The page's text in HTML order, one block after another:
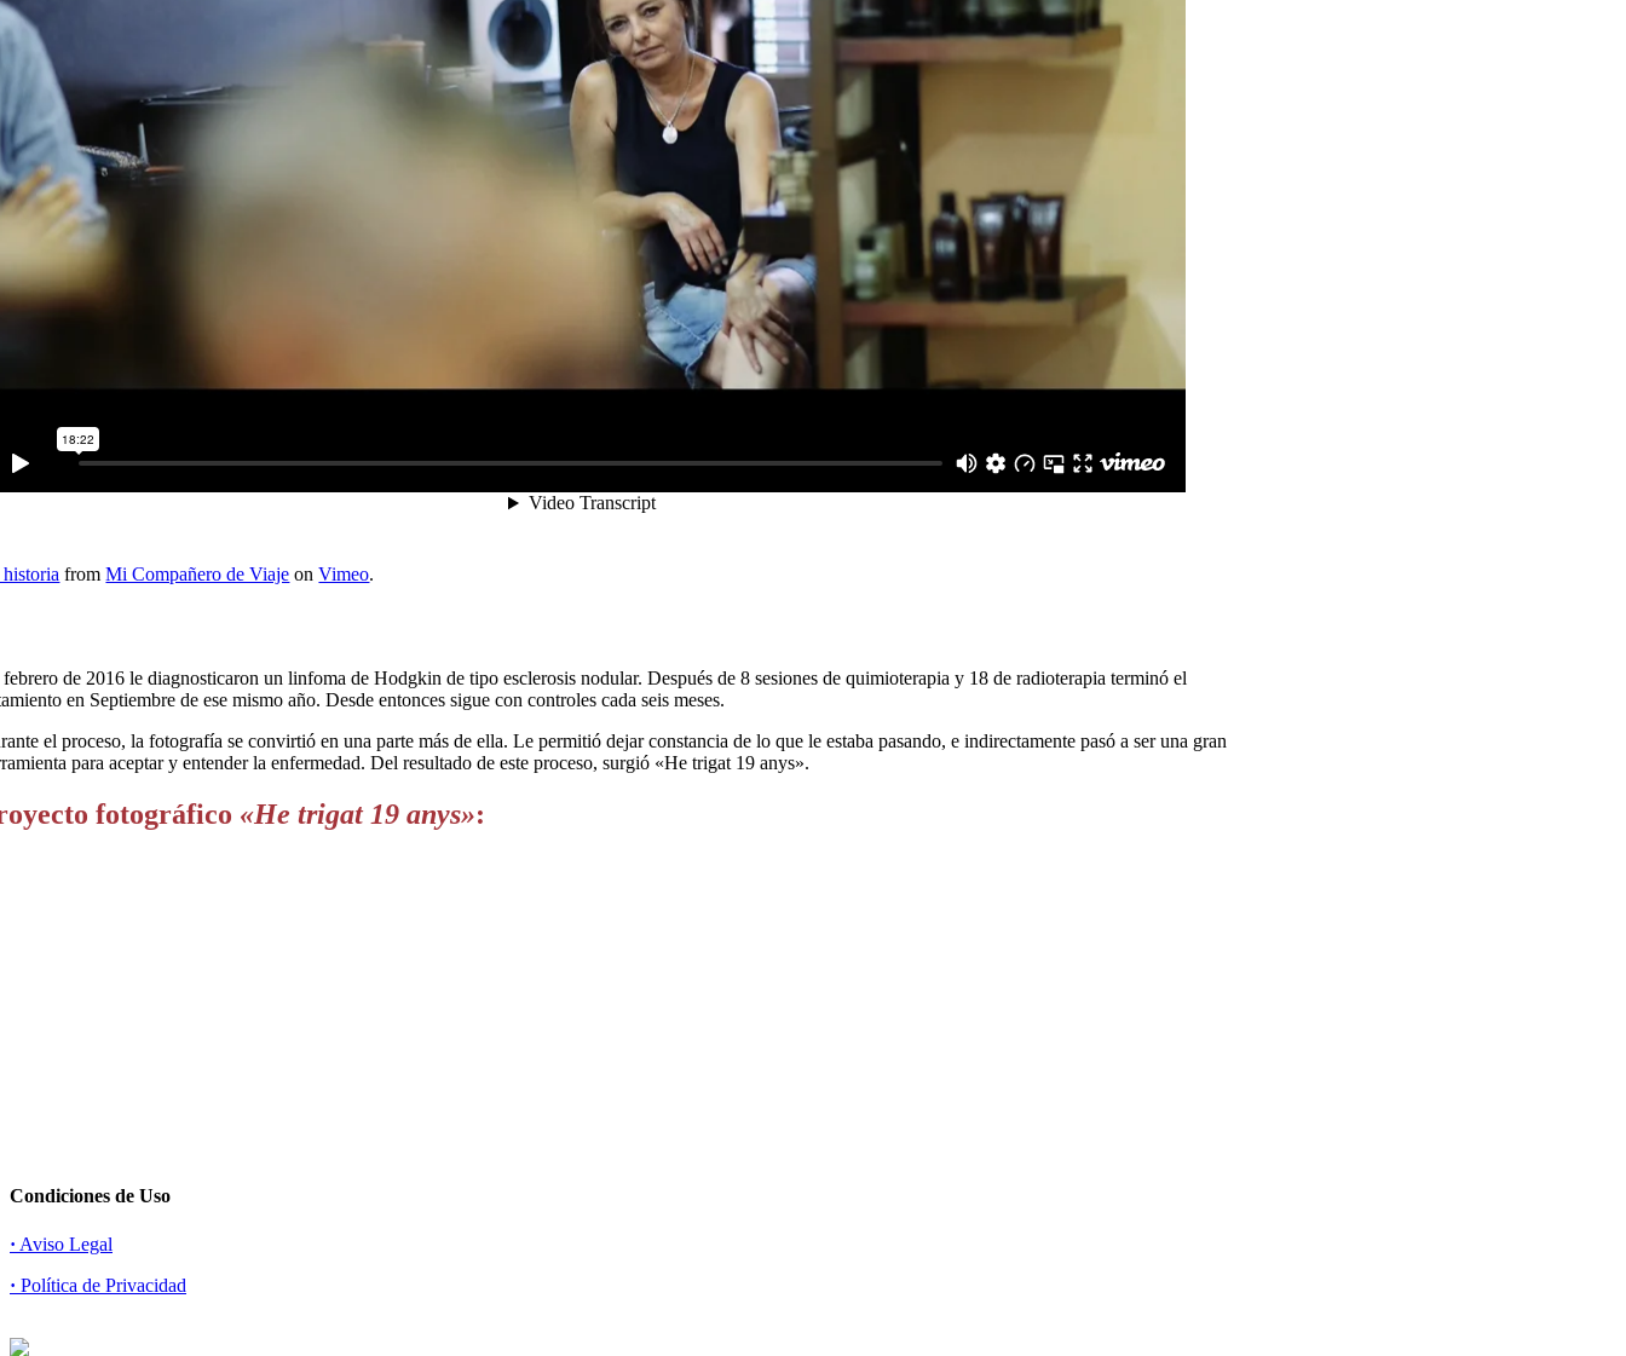
fromMi Compañero de Viaje onVimeo.
de 2016 le diagnosticaron un linfoma de Hodgkin de tipo esclerosis nodular. Después de 8 sesiones de quimioterapia y 18 de radioterapia terminó el
en Septiembre de ese mismo año. Desde entonces sigue con controles cada seis meses.
el proceso, la fotografía se convirtió en una parte más de ella. Le permitió dejar constancia de lo que le estaba pasando, e indirectamente pasó a ser una gran
para aceptar y entender la enfermedad. Del resultado de este proceso, surgió «He trigat 19 anys».
fotográfico «He trigat 19 anys»:
Condiciones de Uso
· Aviso Legal
· Política de Privacidad